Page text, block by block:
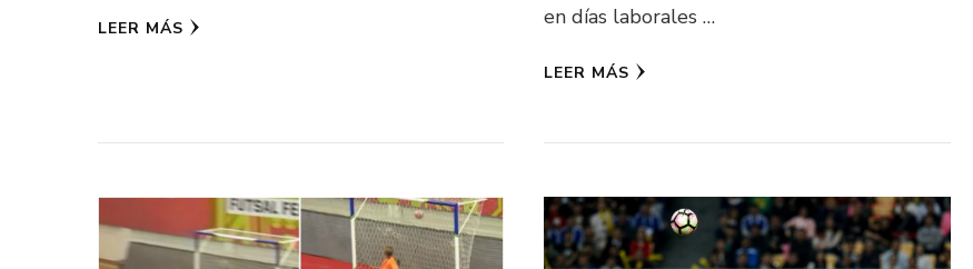
LEER MÁS
en días laborales …
LEER MÁS